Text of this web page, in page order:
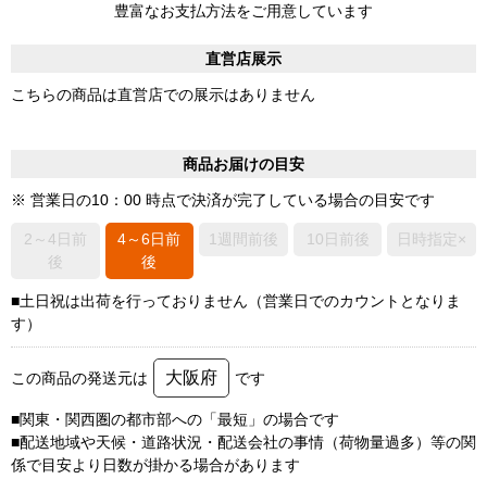
豊富なお支払方法をご用意しています
直営店展示
こちらの商品は直営店での展示はありません
商品お届けの目安
※ 営業日の10：00 時点で決済が完了している場合の目安です
2～4日前
後
4～6日前
後
1週間前後 10日前後 日時指定×
■土日祝は出荷を行っておりません（営業日でのカウントとなりま
す）
この商品の発送元は 大阪府 です
■関東・関西圏の都市部への「最短」の場合です
■配送地域や天候・道路状況・配送会社の事情（荷物量過多）等の関
係で目安より日数が掛かる場合があります